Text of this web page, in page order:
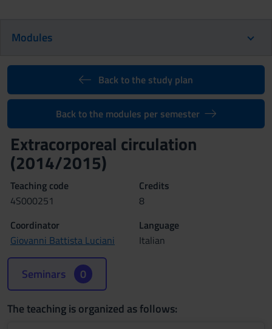
Modules
Back to the study plan
Back to the modules per semester
Extracorporeal circulation
(2014/2015)
Teaching code
4S000251
Credits
8
Coordinator
Giovanni Battista Luciani
Language
Italian
Seminars 0
The teaching is organized as follows: